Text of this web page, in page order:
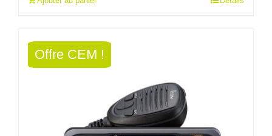
était :
339,00€.
actuel
Offre CEM !